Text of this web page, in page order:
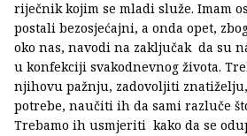
riječnik kojim se mladi služe. Imam
postali bezosjećajni, a onda opet,
oko nas, navodi na zaključak da su
u konfekciji svakodnevnog života.
njihovu pažnju, zadovoljiti
potrebe, naučiti ih da sami razluče
Trebamo ih usmjeriti kako da se